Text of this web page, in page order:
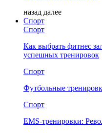
назад далее
Спорт
Спорт
Как выбрать фитнес
успешных тренировок
Спорт
Футбольные
Спорт
EMS-тренировки: